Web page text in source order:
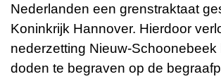
Nederlanden een grenstraktaat
Koninkrijk Hannover. Hierdoor
nederzetting Nieuw-Schoonebeek
doden te begraven op de